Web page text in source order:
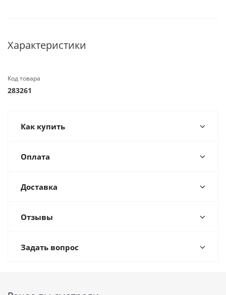
Характеристики
Код товара
283261
Как купить
Оплата
Доставка
Отзывы
Задать вопрос